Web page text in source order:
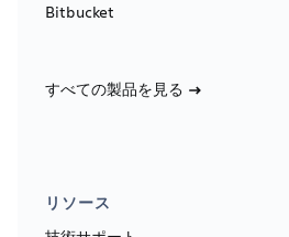
Bitbucket
すべての製品を見る
リソース